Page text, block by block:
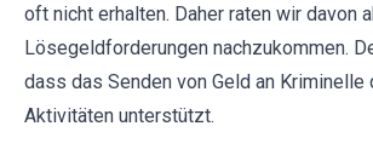
oft nicht erhalten. Daher raten wir davon
Lösegeldforderungen nachzukommen.
dass das Senden von Geld an Kriminelle
Aktivitäten unterstützt.